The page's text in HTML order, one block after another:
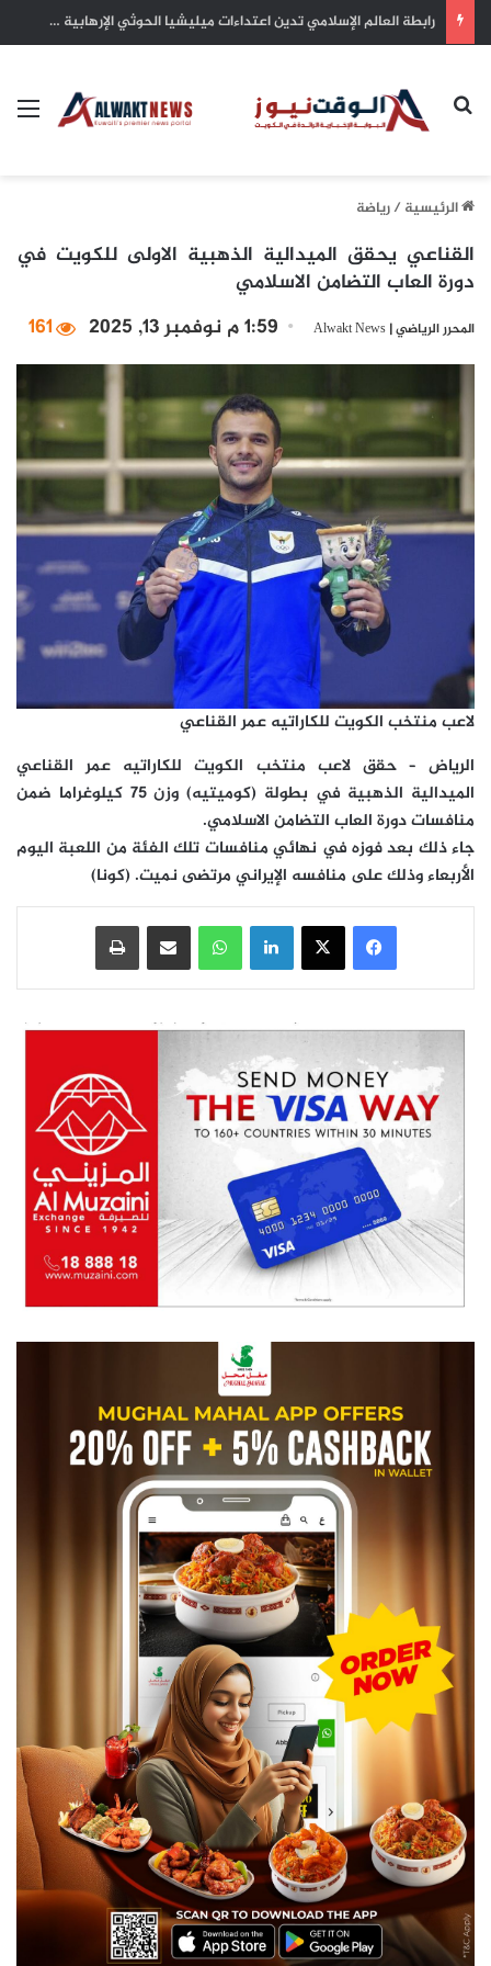
سمو أمير البلاد يهنئ رئيس كوت ديفوار بذكرى الاستقلال لبلاده
بحث عن
الرئيسية/رياضة
القناعي يحقق الميدالية الذهبية الاولى للكويت في
دورة العاب التضامن الاسلامي
المحرر الرياضي | Alwakt News 1:59 م نوفمبر 13, 2025 161
لاعب منتخب الكويت للكاراتيه عمر القناعي
الرياض – حقق لاعب منتخب الكويت للكاراتيه عمر القناعي
الميدالية الذهبية في بطولة (كوميتيه) وزن 75 كيلوغراما ضمن
منافسات دورة العاب التضامن الاسلامي.
جاء ذلك بعد فوزه في نهائي منافسات تلك الفئة من اللعبة اليوم
الأربعاء وذلك على منافسه الإيراني مرتضى نميت. (كونا)
فيسبوك‫X لينكدإنواتساب مشاركة عبر البريد طباعة